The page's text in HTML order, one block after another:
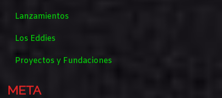
Lanzamientos
Los Eddies
Proyectos y Fundaciones
META